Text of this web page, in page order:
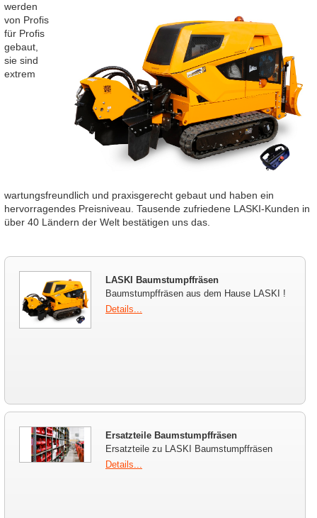
werden
von Profis
für Profis
gebaut,
sie sind
extrem
wartungsfreundlich und praxisgerecht gebaut und haben ein
hervorragendes Preisniveau. Tausende zufriedene LASKI-Kunden in
über 40 Ländern der Welt bestätigen uns das.
LASKI Baumstumpffräsen
Baumstumpffräsen aus dem Hause LASKI !
Details...
Ersatzteile Baumstumpffräsen
Ersatzteile zu LASKI Baumstumpffräsen
Details...